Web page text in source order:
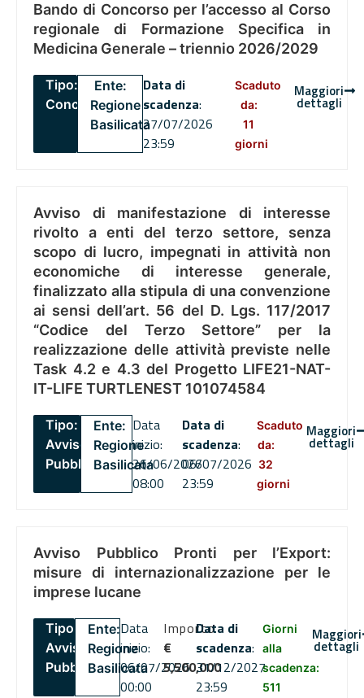
Bando di Concorso per l’accesso al Corso
regionale di Formazione Specifica in
Medicina Generale – triennio 2026/2029
Tipo:
Concorsi
Ente:
Regione
Basilicata
Data di
scadenza:
27/07/2026
23:59
Scaduto
da:
11
giorni
Maggiori
dettagli
Avviso di manifestazione di interesse
rivolto a enti del terzo settore, senza
scopo di lucro, impegnati in attività non
economiche di interesse generale,
finalizzato alla stipula di una convenzione
ai sensi dell’art. 56 del D. Lgs. 117/2017
“Codice del Terzo Settore” per la
realizzazione delle attività previste nelle
Task 4.2 e 4.3 del Progetto LIFE21-NAT-
IT-LIFE TURTLENEST 101074584
Tipo:
Avviso
Pubblico
Ente:
Regione
Basilicata
Data
inizio:
26/06/2026
08:00
Data di
scadenza:
06/07/2026
23:59
Scaduto
da:
32
giorni
Maggiori
dettagli
Avviso Pubblico Pronti per l’Export:
misure di internazionalizzazione per le
imprese lucane
Tipo:
Avviso
Pubblico
Ente:
Regione
Basilicata
Data
inizio:
06/07/2026
00:00
Importo
€
5,500,000
Data di
scadenza:
31/12/2027
23:59
Giorni
alla
scadenza:
511
Maggiori
dettagli